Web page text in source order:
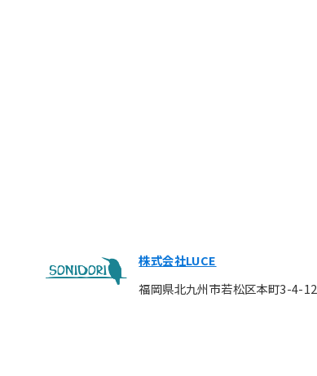
株式会社LUCE
福岡県北九州市若松区本町3-4-12